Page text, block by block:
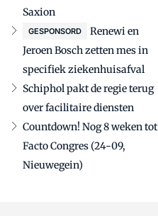
Saxion
GESPONSORD
Renewi en
Jeroen Bosch zetten mes in
specifiek ziekenhuisafval
Schiphol pakt de regie terug
over facilitaire diensten
Countdown! Nog 8 weken tot
Facto Congres (24-09,
Nieuwegein)